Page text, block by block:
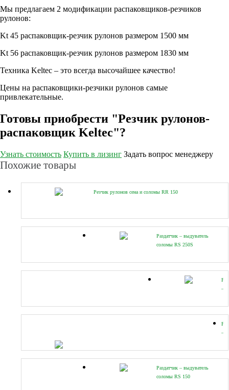
Мы предлагаем 2 модификации распаковщиков-резчиков
рулонов:
Kt 45 распаковщик-резчик рулонов размером 1500 мм
Kt 56 распаковщик-резчик рулонов размером 1830 мм
Техника Keltec – это всегда высочайшее качество!
Цены на распаковщики-резчики рулонов самые
привлекательные.
Готовы приобрести "Резчик рулонов-
распаковщик Keltec"?
Узнать стоимость Купить в лизинг Задать вопрос менеджеру
Похожие товары
Резчик рулонов сена и соломы RR 150
Раздатчик – выдуватель
соломы RS 250S
–
RS
250
–
RS
Раздатчик – выдуватель
соломы RS 150